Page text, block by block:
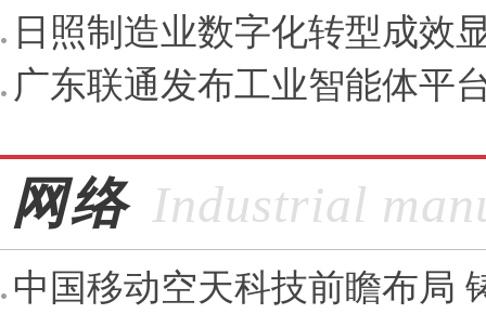
日照制造业数字化转型成效
广东联通发布工业智能体平
网络 Industrial
中国移动空天科技前瞻布局